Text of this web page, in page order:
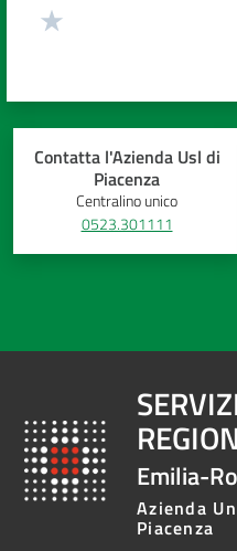
Contatta l'Azienda Usl di
Piacenza
Centralino unico
0523.301111
Emilia-
Azienda
Piacenza